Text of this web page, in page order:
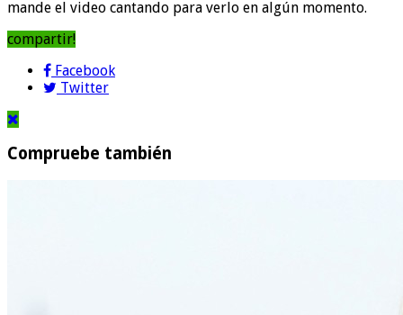
mande el video cantando para verlo en algún momento.
compartir!
Facebook
Twitter
Compruebe también